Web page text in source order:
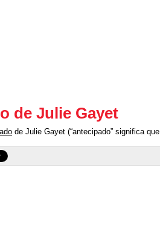
de Julie Gayet
de Julie Gayet (“antecipado” significa que